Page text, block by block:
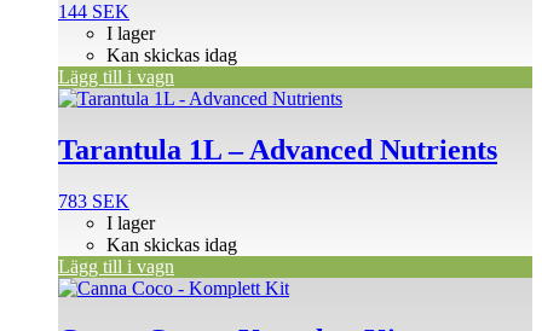
144 SEK
I lager
Kan skickas idag
Lägg till i vagn
Tarantula 1L – Advanced Nutrients
783 SEK
I lager
Kan skickas idag
Lägg till i vagn
Den